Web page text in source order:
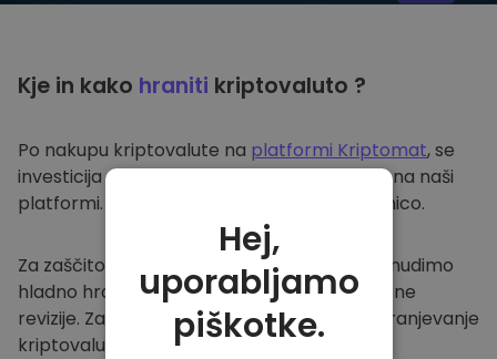
Kje in kako hraniti kriptovaluto ?
Po nakupu kriptovalute na platformi Kriptomat, se
investicija prenese v vašo varno denarnico na naši
platformi. Vsak uporabnik ima svojo denarnico.
Za zaščito naših strank in njihovih sredstev nudimo
hladno hrambo ter redno izvajamo varnostne
revizije. Zato je naša platforma varna za shranjevanje
kriptovalute in ostalih kripto naložb.
Hej,
uporabljamo
piškotke.